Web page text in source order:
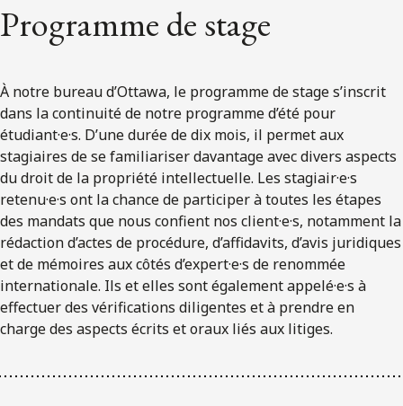
Programme de stage
À notre bureau d’Ottawa, le programme de stage s’inscrit
dans la continuité de notre programme d’été pour
étudiant·e·s. D’une durée de dix mois, il permet aux
stagiaires de se familiariser davantage avec divers aspects
du droit de la propriété intellectuelle. Les stagiair·e·s
retenu·e·s ont la chance de participer à toutes les étapes
des mandats que nous confient nos client·e·s, notamment la
rédaction d’actes de procédure, d’affidavits, d’avis juridiques
et de mémoires aux côtés d’expert·e·s de renommée
internationale. Ils et elles sont également appelé·e·s à
effectuer des vérifications diligentes et à prendre en
charge des aspects écrits et oraux liés aux litiges.